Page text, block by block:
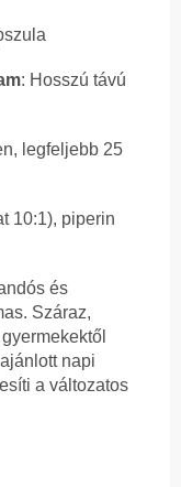
: Hosszú távú
legfeljebb 25
10:1), piperin
és
Száraz,
napi
a változatos